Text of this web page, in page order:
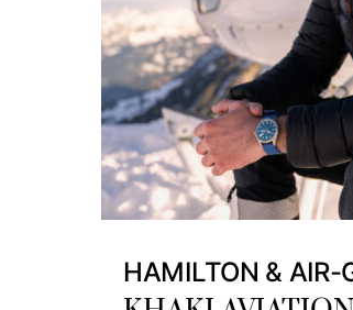
HAMILTON & AIR-